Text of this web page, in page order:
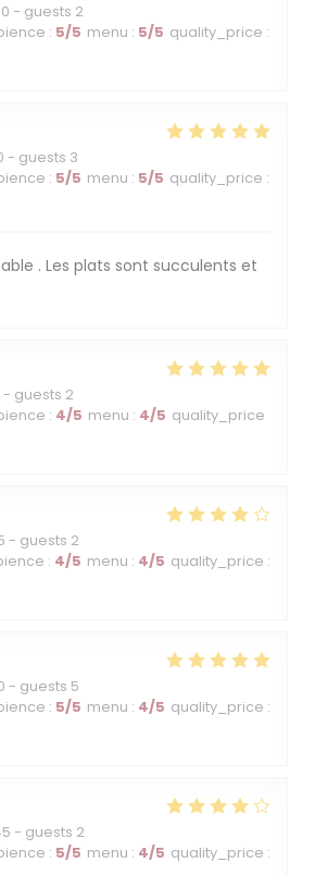
- guests 2
: 5/5 menu : 5/5 quality_price :
- guests 3
: 5/5 menu : 5/5 quality_price :
. Les plats sont succulents et
- guests 2
: 4/5 menu : 4/5 quality_price
- guests 2
: 4/5 menu : 4/5 quality_price :
- guests 5
: 5/5 menu : 4/5 quality_price :
- guests 2
: 5/5 menu : 4/5 quality_price :